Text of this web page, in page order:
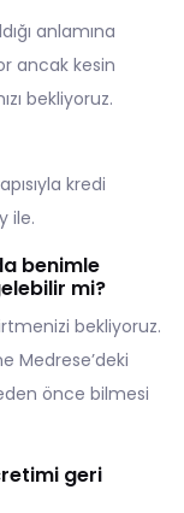
anlamına
ancak kesin
bekliyoruz.
kredi
ile.
benimle
mi?
bekliyoruz.
Medrese’deki
önce bilmesi
geri